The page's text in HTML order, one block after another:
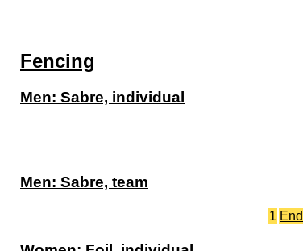
Fencing
Men: Sabre, individual
Men: Sabre, team
1